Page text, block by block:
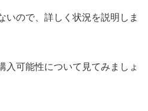
いので、詳しく状況を説明しま
入可能性について見てみましょ